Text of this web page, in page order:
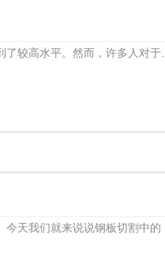
较高水平。然而，许多人对于...
今天我们就来说说钢板切割中的